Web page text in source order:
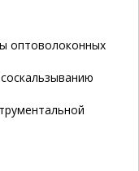
оптоволоконных